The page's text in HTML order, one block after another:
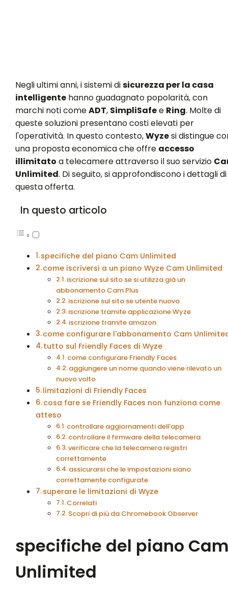
Negli ultimi anni, i sistemi disicurezza per la casa
intelligentehanno guadagnato popolarità, con
marchi noti comeADT, SimpliSafee Ring. Molte di
queste soluzioni presentano costi elevati per
l'operatività. In questo contesto,Wyzesi distingue
una proposta economica che offre accesso
illimitato a telecamere attraverso il suo servizio
Unlimited. Di seguito, si approfondiscono i dettagli di
questa offerta.
In questo articolo
specifiche del piano Cam Unlimited
come iscriversi a un piano Wyze Cam Unlimited
iscrizione sul sito se si utilizza già un
abbonamento Cam Plus
iscrizione sul sito se utente nuovo
iscrizione tramite applicazione Wyze
iscrizione tramite amazon
come configurare l'abbonamento Cam
tutto sul Friendly Faces di Wyze
come configurare Friendly Faces
aggiungere un nome quando viene rilevato un
nuovo volto
limitazioni di Friendly Faces
cosa fare se Friendly Faces non funziona come
atteso
controllare aggiornamenti dell'app
controllare il firmware della telecamera
verificare che la telecamera registri
correttamente
assicurarsi che le impostazioni siano
correttamente configurate
superare le limitazioni di Wyze
Correlati
Scopri di più da Chromebook Observer
specifiche del piano Cam
Unlimited